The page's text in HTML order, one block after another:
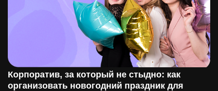
Корпоратив, за который не стыдно: как
организовать новогодний праздник для